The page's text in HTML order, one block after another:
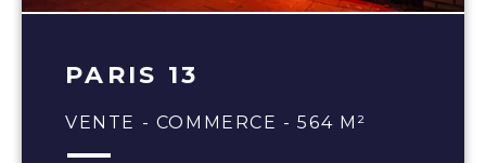
PARIS 13
VENTE - COMMERCE - 564 M²